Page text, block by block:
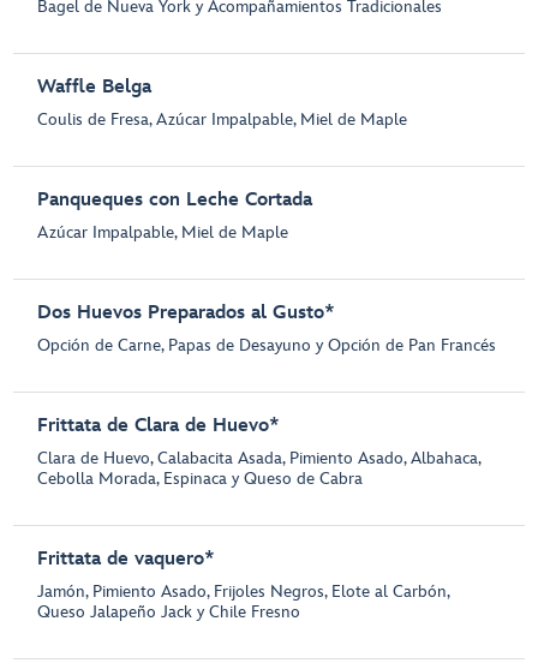
Bagel de Nueva York y Acompañamientos Tradicionales
Waffle Belga
Coulis de Fresa, Azúcar Impalpable, Miel de Maple
Panqueques con Leche Cortada
Azúcar Impalpable, Miel de Maple
Dos Huevos Preparados al Gusto*
Opción de Carne, Papas de Desayuno y Opción de Pan Francés
Frittata de Clara de Huevo*
Clara de Huevo, Calabacita Asada, Pimiento Asado, Albahaca,
Cebolla Morada, Espinaca y Queso de Cabra
Frittata de vaquero*
Jamón, Pimiento Asado, Frijoles Negros, Elote al Carbón,
Queso Jalapeño Jack y Chile Fresno